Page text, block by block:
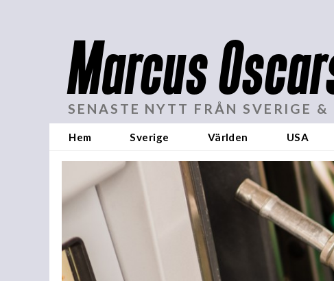
Marcus
SENASTE NYTT FRÅN SVERIGE &
Hem Sverige Världen USA